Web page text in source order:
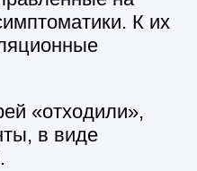
К их
«отходили»,
в виде